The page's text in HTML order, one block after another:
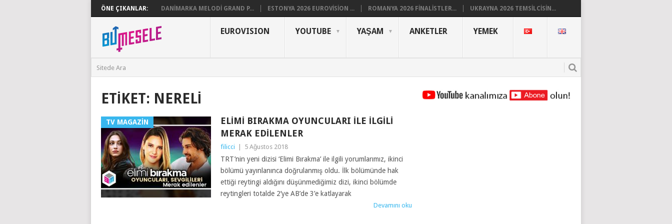
ÖNE ÇIKANLAR: DANIMARKA MELODI GRAND P... ESTONYA 2026 EUROVISION ... ROMANYA 2026 FINALISTLER... UKRAYNA 2026 TEMSILCISIN...
EUROVISION YOUTUBE YAŞAM ANKETLER YEMEK
ETIKET: NERELI
TV MAGAZIN
ELIMI BIRAKMA OYUNCULARI ILE ILGILI
MERAK EDILENLER
filicci 5 Ağustos 2018
TRT’nin yeni dizisi ‘Elimi Bırakma’ ile ilgili yorumlarımız, ikinci
bölümü yayınlanınca doğrulanmış oldu. İlk bölümünde hak
ettiği reytingi aldığını düşünmediğimiz dizi, ikinci bölümde
reytingleri totalde 2’ye AB’de 3’e katlayarak
Devamını oku